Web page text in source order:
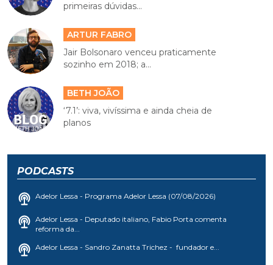
primeiras dúvidas...
ARTUR FABRO
Jair Bolsonaro venceu praticamente
sozinho em 2018; a...
BETH JOÃO
‘7.1’: viva, vivíssima e ainda cheia de
planos
PODCASTS
Adelor Lessa - Programa Adelor Lessa (07/08/2026)
Adelor Lessa - Deputado italiano, Fabio Porta comenta
reforma da...
Adelor Lessa - Sandro Zanatta Trichez - fundador e...